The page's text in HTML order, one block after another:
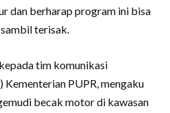
dan berharap program ini bisa
terisak.
tim komunikasi
PUPR, mengaku
becak motor di kawasan